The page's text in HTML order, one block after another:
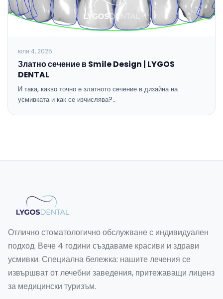
юли 4, 2025
Златно сечение в Smile Design | LYGOS
DENTAL
И така, какво точно е златното сечение в дизайна на
усмивката и как се изчислява?..
Отлично стоматологично обслужване с индивидуален
подход. Вече 4 години създаваме красиви и здрави
усмивки. Специална бележка: нашите лечения се
извършват от лечебни заведения, притежаващи лиценз
за медицински туризъм.